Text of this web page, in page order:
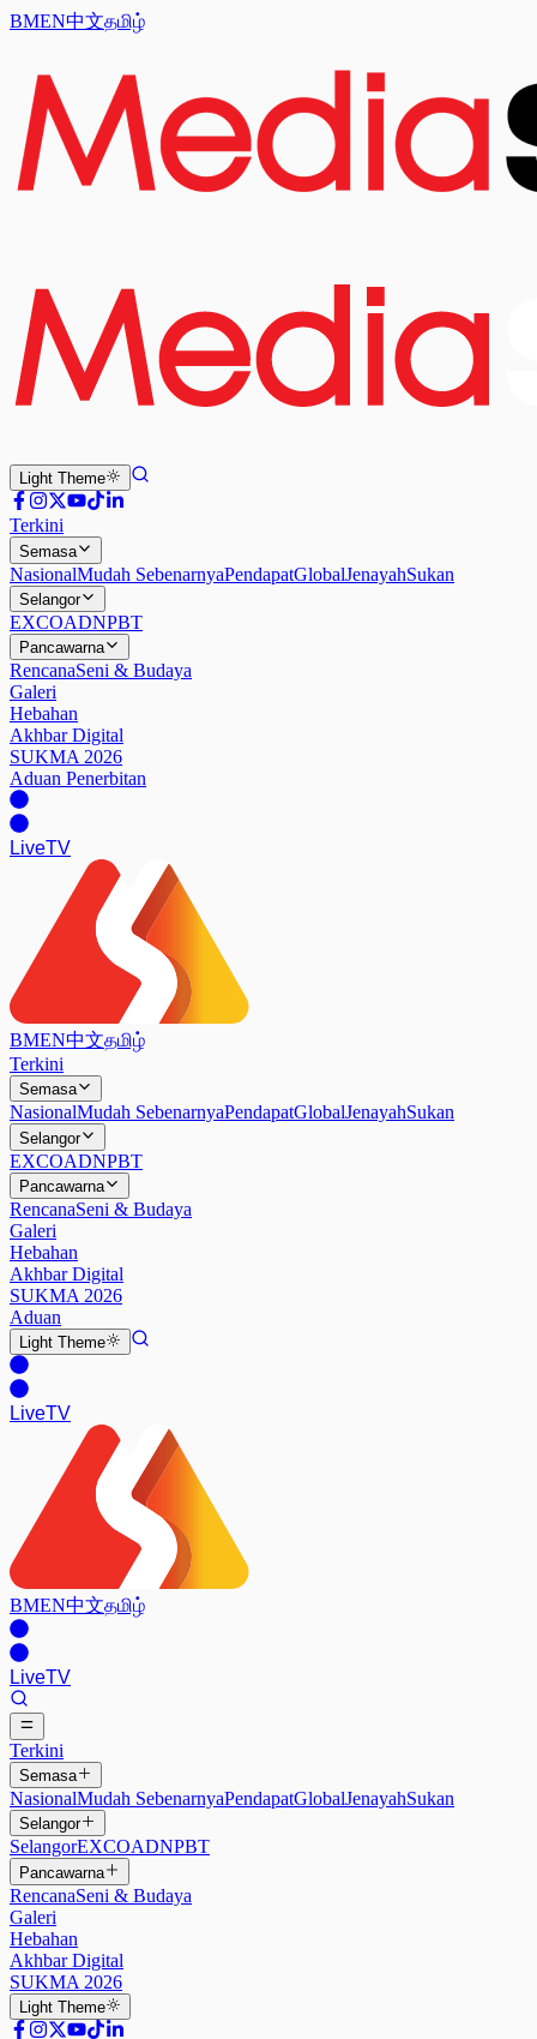
BMEN中文தமிழ்
Light Theme
Terkini
Semasa
NasionalMudah SebenarnyaPendapatGlobalJenayahSukan
Selangor
EXCOADNPBT
Pancawarna
RencanaSeni & Budaya
Galeri
Hebahan
Akhbar Digital
SUKMA 2026
Aduan Penerbitan
LiveTV
BMEN中文தமிழ்
Terkini
Semasa
NasionalMudah SebenarnyaPendapatGlobalJenayahSukan
Selangor
EXCOADNPBT
Pancawarna
RencanaSeni & Budaya
Galeri
Hebahan
Akhbar Digital
SUKMA 2026
Aduan
Light Theme
LiveTV
BMEN中文தமிழ்
LiveTV
Terkini
Semasa
NasionalMudah SebenarnyaPendapatGlobalJenayahSukan
Selangor
SelangorEXCOADNPBT
Pancawarna
RencanaSeni & Budaya
Galeri
Hebahan
Akhbar Digital
SUKMA 2026
Light Theme